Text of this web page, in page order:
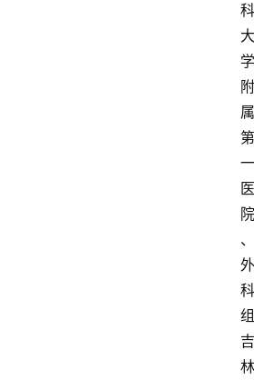
科
大
学
附
属
第
一
医
院
、
外
科
组
吉
林